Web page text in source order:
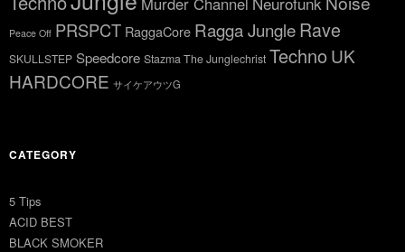
Peace Off PRSPCT RaggaCore Ragga JungleRave
SKULLSTEP Speedcore Stazma The Junglechrist TechnoUK
HARDCORE サイケアウツG
CATEGORY
5 Tips
ACID BEST
BLACK SMOKER